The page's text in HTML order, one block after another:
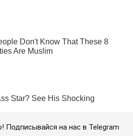
Подписывайся на нас в Telegram